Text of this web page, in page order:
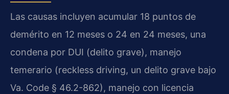
Las causas incluyen acumular 18 puntos de
demérito en 12 meses o 24 en 24 meses, una
condena por DUI (delito grave), manejo
temerario (reckless driving, un delito grave bajo
Va. Code § 46.2-862), manejo con licencia